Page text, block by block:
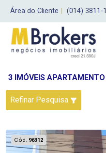
Área do Cliente (014) 3811-
3 IMÓVEIS
Refinar Pesquisa
Cód. 96312